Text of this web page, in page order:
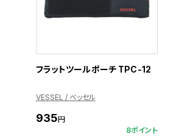
フラットツールポーチ TPC-12
VESSEL / ベッセル
935円
8ポイント